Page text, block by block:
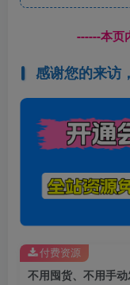
------本页
感谢您的来访
付费资源